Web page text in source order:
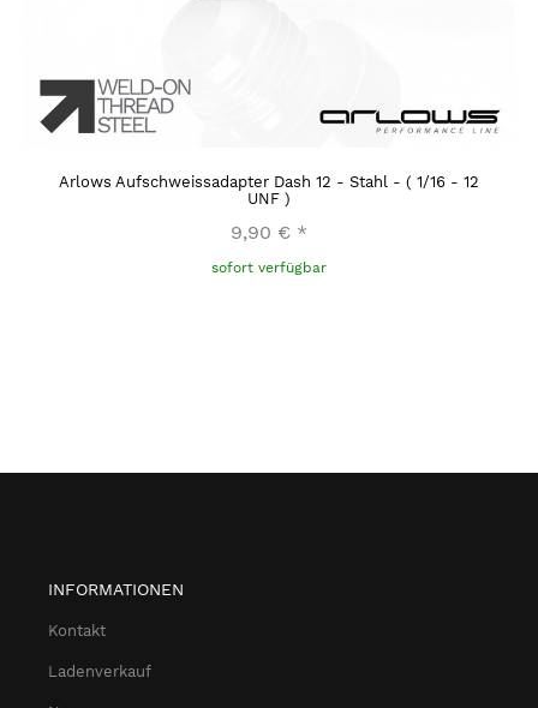
Arlows Aufschweissadapter Dash 12 - Stahl - ( 1/16 - 12
UNF )
9,90 € *
sofort verfügbar
INFORMATIONEN
Kontakt
Ladenverkauf